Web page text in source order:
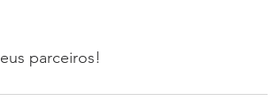
parceiros!